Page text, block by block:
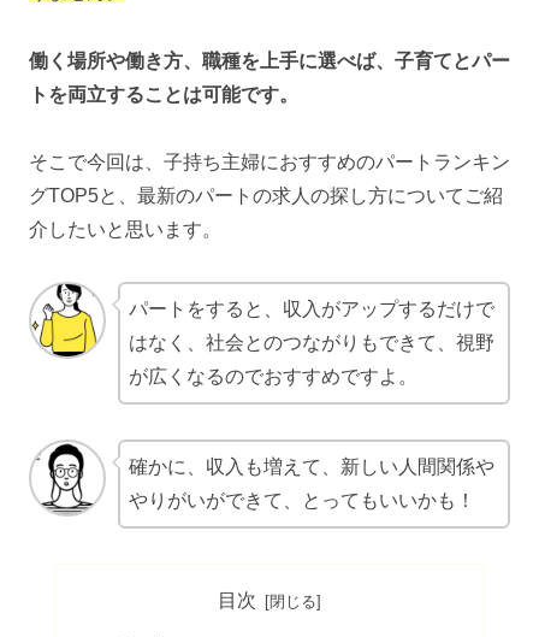
働く場所や働き方、職種を上手に選べば、子育てとパー
トを両立することは可能です。
そこで今回は、子持ち主婦におすすめのパートランキン
グTOP5と、最新のパートの求人の探し方についてご紹
介したいと思います。
パートをすると、収入がアップするだけで
はなく、社会とのつながりもできて、視野
が広くなるのでおすすめですよ。
確かに、収入も増えて、新しい人間関係や
やりがいができて、とってもいいかも！
目次